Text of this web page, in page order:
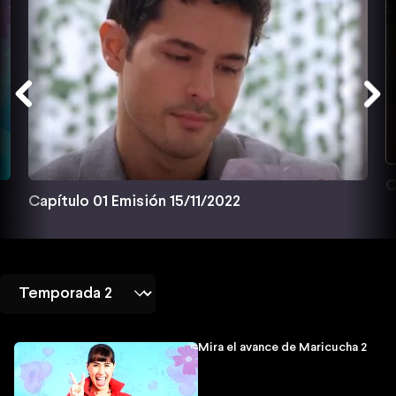
Capítulo 01 Emisión 15/11/2022
Mira el avance de Maricucha 2